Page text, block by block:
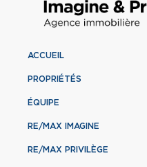
ACCUEIL
PROPRIÉTÉS
ÉQUIPE
RE/MAX IMAGINE
RE/MAX PRIVILÈGE